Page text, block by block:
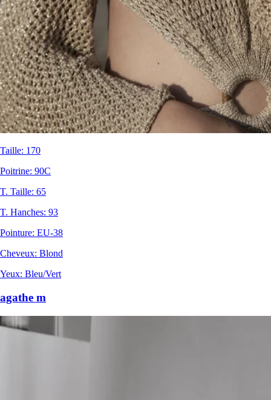
Taille: 170
Poitrine: 90C
T. Taille: 65
T. Hanches: 93
Pointure: EU-38
Cheveux: Blond
Yeux: Bleu/Vert
agathe m